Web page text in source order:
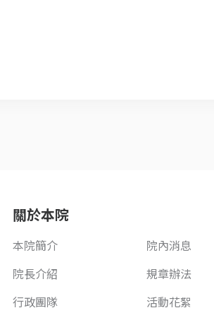
關於本院
本院簡介
院長介紹
行政團隊
院內消息
規章辦法
活動花絮